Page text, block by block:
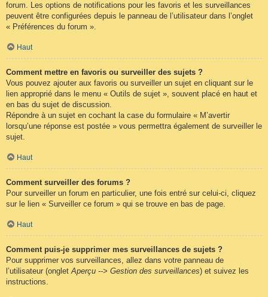
forum. Les options de notifications pour les favoris et les surveillances
peuvent être configurées depuis le panneau de l’utilisateur dans l’onglet
« Préférences du forum ».
Haut
Comment mettre en favoris ou surveiller des sujets ?
Vous pouvez ajouter aux favoris ou surveiller un sujet en cliquant sur le
lien approprié dans le menu « Outils de sujet », souvent placé en haut et
en bas du sujet de discussion.
Répondre à un sujet en cochant la case du formulaire « M’avertir
lorsqu’une réponse est postée » vous permettra également de surveiller le
sujet.
Haut
Comment surveiller des forums ?
Pour surveiller un forum en particulier, une fois entré sur celui-ci, cliquez
sur le lien « Surveiller ce forum » qui se trouve en bas de page.
Haut
Comment puis-je supprimer mes surveillances de sujets ?
Pour supprimer vos surveillances, allez dans votre panneau de
l’utilisateur (onglet Aperçu --> Gestion des surveillances) et suivez les
instructions.